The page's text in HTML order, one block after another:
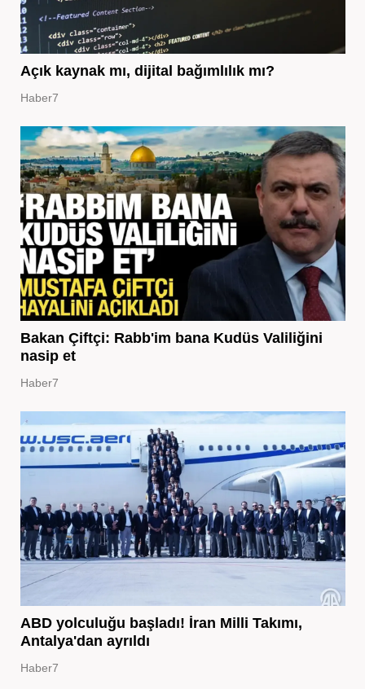
Açık kaynak mı, dijital bağımlılık mı?
Haber7
Bakan Çiftçi: Rabb'im bana Kudüs Valiliğini
nasip et
Haber7
ABD yolculuğu başladı! İran Milli Takımı,
Antalya'dan ayrıldı
Haber7